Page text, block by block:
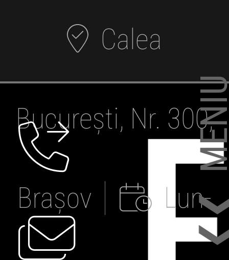
Calea
București, Nr. 300,
Brașov Lun-
❮❮